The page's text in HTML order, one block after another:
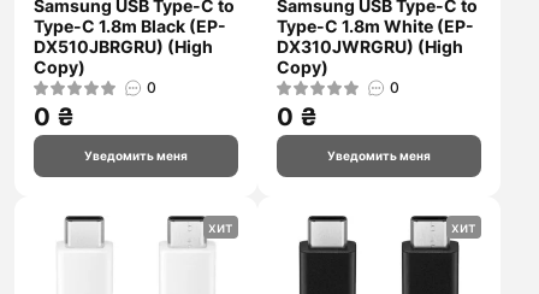
Samsung USB Type-C to
Type-C 1.8m Black (EP-
DX510JBRGRU) (High
Copy)
0
0 ₴
Уведомить меня
Samsung USB Type-C to
Type-C 1.8m White (EP-
DX310JWRGRU) (High
Copy)
0
0 ₴
Уведомить меня
хит хит